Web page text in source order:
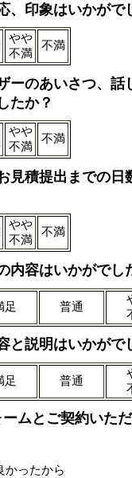
、印象はいかがで
やや
不満
不満
ーのあいさつ、話
たか？
やや
不満
不満
見積提出までの日
やや
不満
不満
内容はいかがでし
足 普通
と説明はいかがで
足 普通
ムとご契約いた
かったから